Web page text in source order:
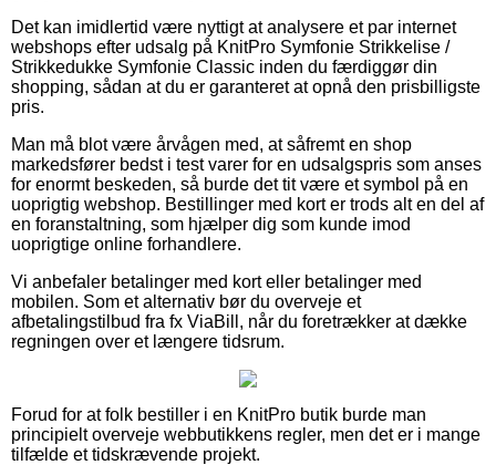
Det kan imidlertid være nyttigt at analysere et par internet
webshops efter udsalg på KnitPro Symfonie Strikkelise /
Strikkedukke Symfonie Classic inden du færdiggør din
shopping, sådan at du er garanteret at opnå den prisbilligste
pris.
Man må blot være årvågen med, at såfremt en shop
markedsfører bedst i test varer for en udsalgspris som anses
for enormt beskeden, så burde det tit være et symbol på en
uoprigtig webshop. Bestillinger med kort er trods alt en del af
en foranstaltning, som hjælper dig som kunde imod
uoprigtige online forhandlere.
Vi anbefaler betalinger med kort eller betalinger med
mobilen. Som et alternativ bør du overveje et
afbetalingstilbud fra fx ViaBill, når du foretrækker at dække
regningen over et længere tidsrum.
Forud for at folk bestiller i en KnitPro butik burde man
principielt overveje webbutikkens regler, men det er i mange
tilfælde et tidskrævende projekt.